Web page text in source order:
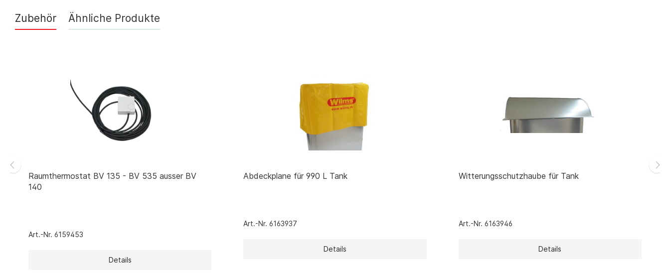
Zubehör Ähnliche Produkte
Raumthermostat BV 135 - BV 535 ausser BV
140
Art.-Nr. 6159453
Details
Abdeckplane für 990 L Tank
Art.-Nr. 6163937
Details
Witterungsschutzhaube für Tank
Art.-Nr. 6163946
Details